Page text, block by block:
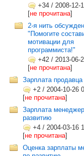
+34 / 2008-12-
[не прочитана]
2-я нить
"Помогите
мотивации для
программиста!"
+42 / 2013-06-
[не прочитана]
Зарплата продавца
+2 / 2004-10-26
[не прочитана]
Зарплата
развитию
+4 / 2004-03-16
[не прочитана]
Оценка зарплаты